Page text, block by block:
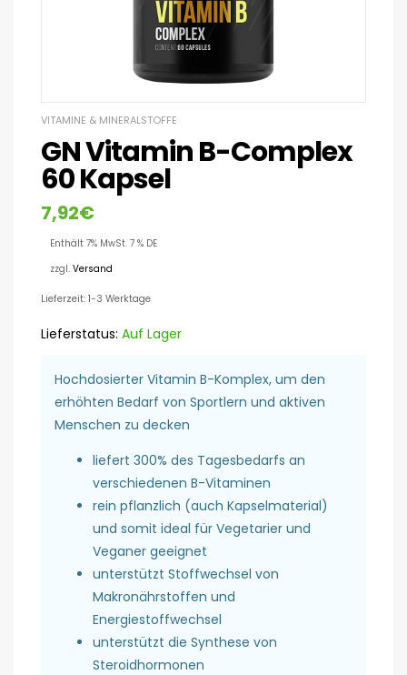
VITAMINE & MINERALSTOFFE
GN Vitamin B-Complex
60 Kapsel
7,92€
Enthält 7% MwSt. 7 % DE
zzgl. Versand
Lieferzeit: 1-3 Werktage
Lieferstatus: Auf Lager
Hochdosierter Vitamin B-Komplex, um den
erhöhten Bedarf von Sportlern und aktiven
Menschen zu decken
liefert 300% des Tagesbedarfs an
verschiedenen B-Vitaminen
rein pflanzlich (auch Kapselmaterial)
und somit ideal für Vegetarier und
Veganer geeignet
unterstützt Stoffwechsel von
Makronährstoffen und
Energiestoffwechsel
unterstützt die Synthese von
Steroidhormonen